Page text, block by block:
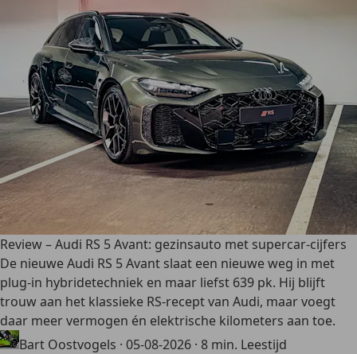
Review – Audi RS 5 Avant: gezinsauto met supercar-cijfers
De nieuwe Audi RS 5 Avant slaat een nieuwe weg in met
plug-in hybridetechniek en maar liefst 639 pk. Hij blijft
trouw aan het klassieke RS-recept van Audi, maar voegt
daar meer vermogen én elektrische kilometers aan toe.
Bart Oostvogels · 05-08-2026 · 8 min. Leestijd